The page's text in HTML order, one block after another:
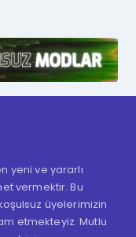
yeni ve yararlı
vermektir. Bu
üyelerimizin
etmekteyiz. Mutlu